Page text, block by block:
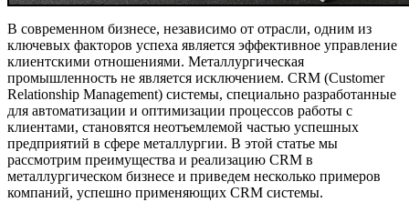
В современном бизнесе, независимо от отрасли, одним из
ключевых факторов успеха является эффективное управление
клиентскими отношениями. Металлургическая
промышленность не является исключением. CRM (Customer
Relationship Management) системы, специально разработанные
для автоматизации и оптимизации процессов работы с
клиентами, становятся неотъемлемой частью успешных
предприятий в сфере металлургии. В этой статье мы
рассмотрим преимущества и реализацию CRM в
металлургическом бизнесе и приведем несколько примеров
компаний, успешно применяющих CRM системы.